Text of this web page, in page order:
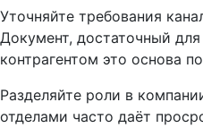
Уточняйте требования
Документ, достаточный
контрагентом это основа
Разделяйте роли в
отделами часто даёт